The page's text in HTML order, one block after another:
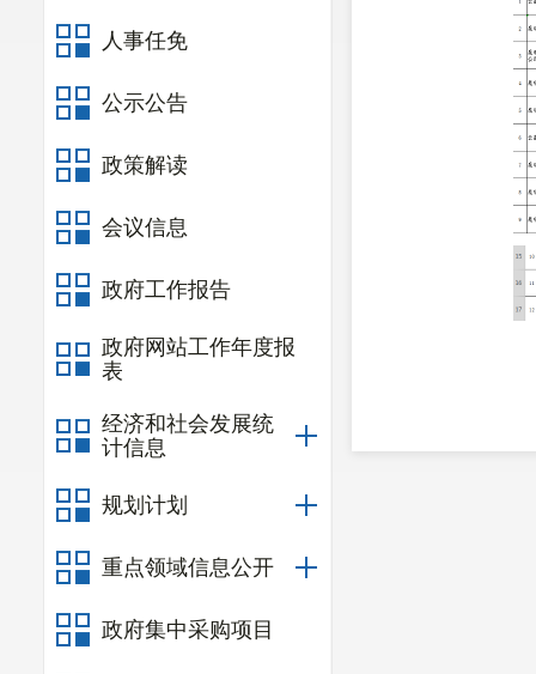
人事任免
公示公告
政策解读
会议信息
政府工作报告
政府网站工作年度报
表
经济和社会发展统
计信息
规划计划
重点领域信息公开
政府集中采购项目